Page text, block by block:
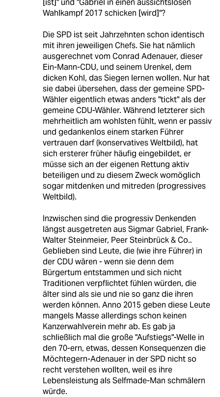
[ist]" und "Gabriel in einen aussichtslosen
Wahlkampf 2017 schicken [wird]"?
Die SPD ist seit Jahrzehnten schon identisch
mit ihren jeweiligen Chefs. Sie hat nämlich
ausgerechnet vom Conrad Adenauer, dieser
Ein-Mann-CDU, und seinem Urenkel, dem
dicken Kohl, das Siegen lernen wollen. Nur hat
sie dabei übersehen, dass der gemeine SPD-
Wähler eigentlich etwas anders "tickt" als der
gemeine CDU-Wähler. Während letzterer sich
mehrheitlich am wohlsten fühlt, wenn er passiv
und gedankenlos einem starken Führer
vertrauen darf (konservatives Weltbild), hat
sich ersterer früher häufig eingebildet, er
müsse sich an der eigenen Rettung aktiv
beteiligen und zu diesem Zweck womöglich
sogar mitdenken und mitreden (progressives
Weltbild).
Inzwischen sind die progressiv Denkenden
längst ausgetreten aus Sigmar Gabriel, Frank-
Walter Steinmeier, Peer Steinbrück & Co..
Geblieben sind Leute, die (wie ihre Führer) in
der CDU wären - wenn sie denn dem
Bürgertum entstammen und sich nicht
Traditionen verpflichtet fühlen würden, die
älter sind als sie und nie so ganz die ihren
werden können. Anno 2015 geben diese Leute
mangels Masse allerdings schon keinen
Kanzerwahlverein mehr ab. Es gab ja
schließlich mal die große "Aufstiegs"-Welle in
den 70-ern, etwas, dessen Konsequenzen die
Möchtegern-Adenauer in der SPD nicht so
recht verstehen wollten, weil es ihre
Lebensleistung als Selfmade-Man schmälern
würde.